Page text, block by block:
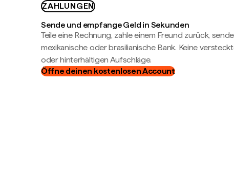
ZAHLUNGEN
Sende und empfange Geld in Sekunden
Teile eine Rechnung, zahle einem Freund zurück,
mexikanische oder brasilianische Bank. Keine
oder hinterhältigen Aufschläge.
Öffne deinen kostenlosen Account